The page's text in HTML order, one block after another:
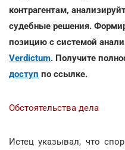
контрагентам,
судебные решения.
позицию с системой
Verdictum. Получите
доступ по ссылке.
Обстоятельства дела
Истец указывал, что